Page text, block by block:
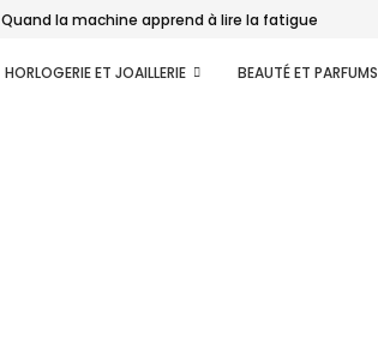
Quand la machine apprend à lire la fatigue...
HORLOGERIE ET JOAILLERIE BEAUTÉ ET PARFUMS